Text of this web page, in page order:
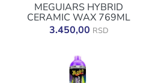
MEGUIARS HYBRID
CERAMIC WAX 769ML
3.450,00 RSD